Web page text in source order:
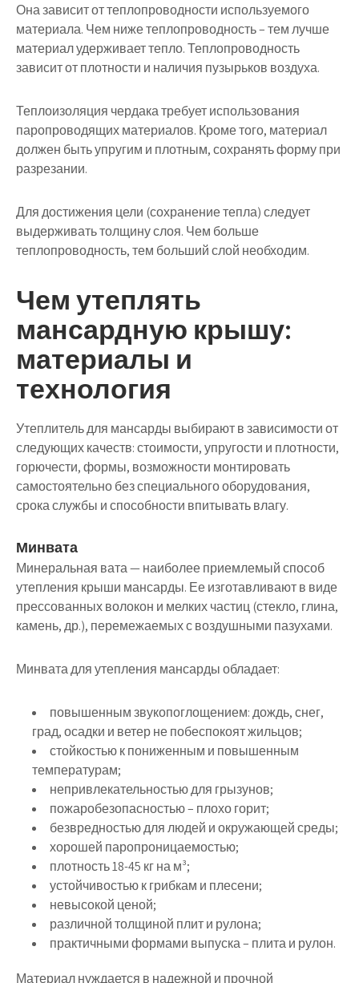
Она зависит от теплопроводности используемого
материала. Чем ниже теплопроводность – тем лучше
материал удерживает тепло. Теплопроводность
зависит от плотности и наличия пузырьков воздуха.
Теплоизоляция чердака требует использования
паропроводящих материалов. Кроме того, материал
должен быть упругим и плотным, сохранять форму при
разрезании.
Для достижения цели (сохранение тепла) следует
выдерживать толщину слоя. Чем больше
теплопроводность, тем больший слой необходим.
Чем утеплять
мансардную крышу:
материалы и
технология
Утеплитель для мансарды выбирают в зависимости от
следующих качеств: стоимости, упругости и плотности,
горючести, формы, возможности монтировать
самостоятельно без специального оборудования,
срока службы и способности впитывать влагу.
Минвата
Минеральная вата — наиболее приемлемый способ
утепления крыши мансарды. Ее изготавливают в виде
прессованных волокон и мелких частиц (стекло, глина,
камень, др.), перемежаемых с воздушными пазухами.
Минвата для утепления мансарды обладает:
повышенным звукопоглощением: дождь, снег,
град, осадки и ветер не побеспокоят жильцов;
стойкостью к пониженным и повышенным
температурам;
непривлекательностью для грызунов;
пожаробезопасностью – плохо горит;
безвредностью для людей и окружающей среды;
хорошей паропроницаемостью;
плотность 18-45 кг на м³;
устойчивостью к грибкам и плесени;
невысокой ценой;
различной толщиной плит и рулона;
практичными формами выпуска – плита и рулон.
Материал нуждается в надежной и прочной